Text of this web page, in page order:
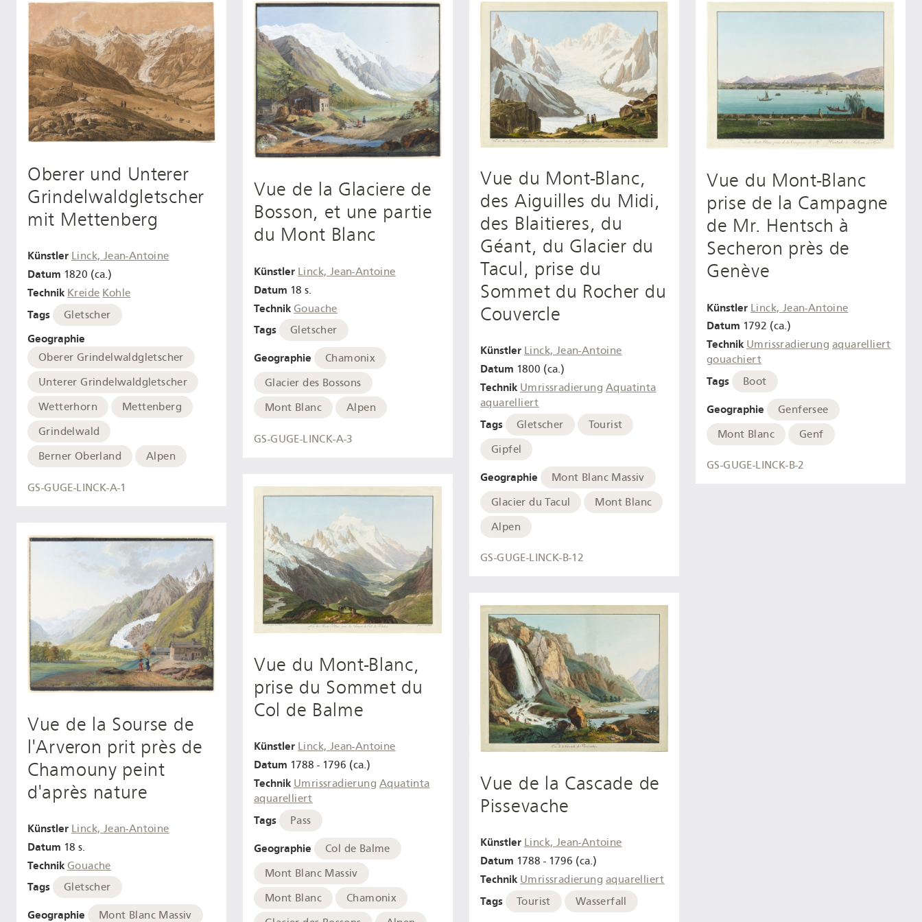
Oberer und Unterer
Grindelwaldgletscher
mit Mettenberg
Künstler Linck, Jean-Antoine
Datum 1820 (ca.)
Technik Kreide Kohle
Tags Gletscher
Geographie
Oberer Grindelwaldgletscher
Unterer Grindelwaldgletscher
Wetterhorn
Mettenberg
Grindelwald
Berner Oberland
Alpen
GS-GUGE-LINCK-A-1
Vue de la Sourse de
l'Arveron prit près de
Chamouny peint
d'après nature
Künstler Linck, Jean-Antoine
Datum 18 s.
Technik Gouache
Tags Gletscher
Geographie Mont Blanc Massiv
Vue de la Glaciere de
Bosson, et une partie
du Mont Blanc
Künstler Linck, Jean-Antoine
Datum 18 s.
Technik Gouache
Tags Gletscher
Geographie
Chamonix
Glacier des Bossons
Mont Blanc
Alpen
GS-GUGE-LINCK-A-3
Vue du Mont-Blanc,
prise du Sommet du
Col de Balme
Künstler Linck, Jean-Antoine
Datum 1788 - 1796 (ca.)
Technik Umrissradierung Aquatinta
aquarelliert
Tags Pass
Geographie
Col de Balme
Mont Blanc Massiv
Mont Blanc
Chamonix
Vue du Mont-Blanc,
des Aiguilles du Midi,
des Blaitieres, du
Géant, du Glacier du
Tacul, prise du
Sommet du Rocher du
Couvercle
Künstler Linck, Jean-Antoine
Datum 1800 (ca.)
Technik Umrissradierung Aquatinta
aquarelliert
Tags Gletscher
Tourist
Gipfel
Geographie
Mont Blanc Massiv
Glacier du Tacul
Mont Blanc
Alpen
GS-GUGE-LINCK-B-12
Vue de la Cascade de
Pissevache
Künstler Linck, Jean-Antoine
Datum 1788 - 1796 (ca.)
Technik Umrissradierung aquarelliert
Tags Tourist Wasserfall
Vue du Mont-Blanc
prise de la Campagne
de Mr. Hentsch à
Secheron près de
Genève
Künstler Linck, Jean-Antoine
Datum 1792 (ca.)
Technik Umrissradierung aquarelliert
gouachiert
Tags Boot
Geographie
Genfersee
Mont Blanc
Genf
GS-GUGE-LINCK-B-2